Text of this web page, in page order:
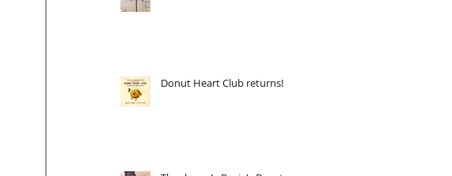
Donut Heart Club returns!